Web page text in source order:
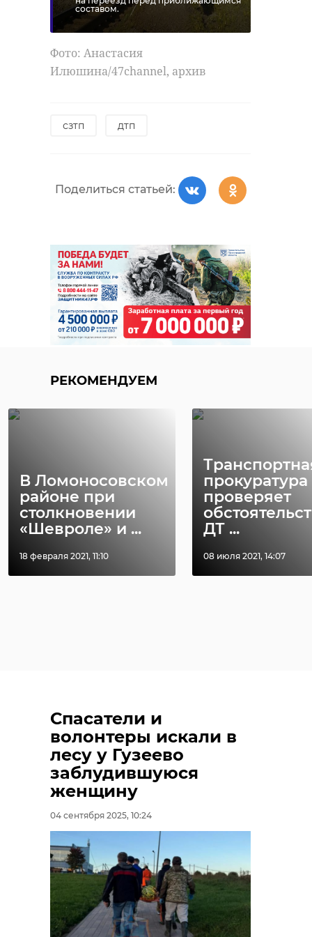
составом.
Фото: Анастасия
Илюшина/47channel, архив
сзтп дтп
Поделиться статьей:
РЕКОМЕНДУЕМ
В Ломоносовском
районе при
столкновении
«Шевроле» и ...
18 февраля 2021, 11:10
прокуратура
проверяет
ДТ ...
08 июля 2021, 14:07
Спасатели и
волонтеры искали в
лесу у Гузеево
заблудившуюся
женщину
04 сентября 2025, 10:24
Поделиться статьей:
россиянам ...
12 мая, 18:35
Два из трёх
жителей
готовы п ...
21 мая, 14:04